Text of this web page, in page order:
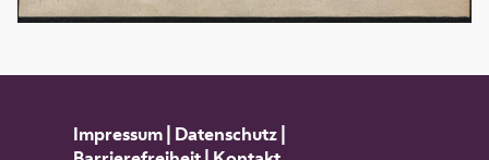
Impressum| Datenschutz|